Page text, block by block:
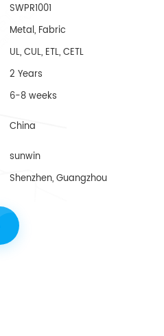
SWPR1001
Metal, Fabric
UL, CUL, ETL, CETL
2 Years
6-8 weeks
China
sunwin
Shenzhen, Guangzhou